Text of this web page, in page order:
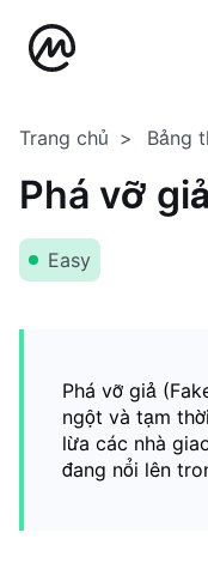
Trang chủ Bảng
Phá vỡ
Easy
Phá vỡ giả
ngột và tạm
lừa các nhà
đang nổi lên